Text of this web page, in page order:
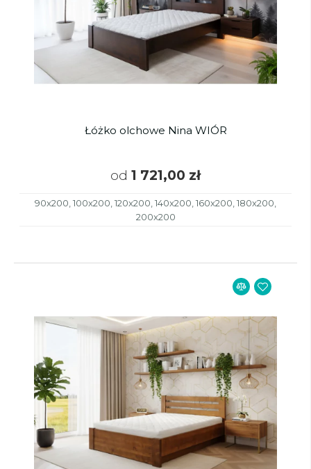
Łóżko olchowe Nina WIÓR
od 1 721,00 zł
90x200, 100x200, 120x200, 140x200, 160x200, 180x200,
200x200